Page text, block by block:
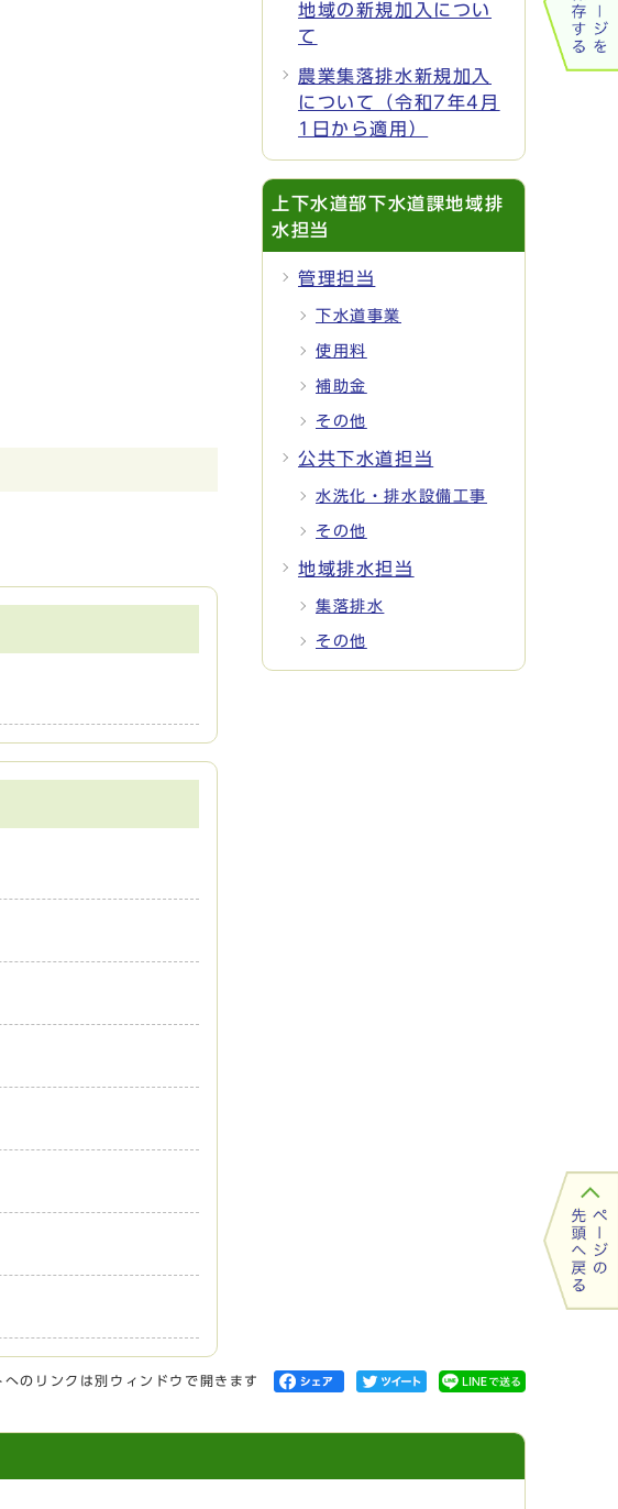
地域の新規加入につい
て
農業集落排水新規加入
について（令和7年4月
1日から適用）
上下水道部下水道課地域排
水担当
管理担当
下水道事業
使用料
補助金
その他
公共下水道担当
水洗化・排水設備工事
その他
地域排水担当
集落排水
その他
へのリンクは別ウィンドウで開きます